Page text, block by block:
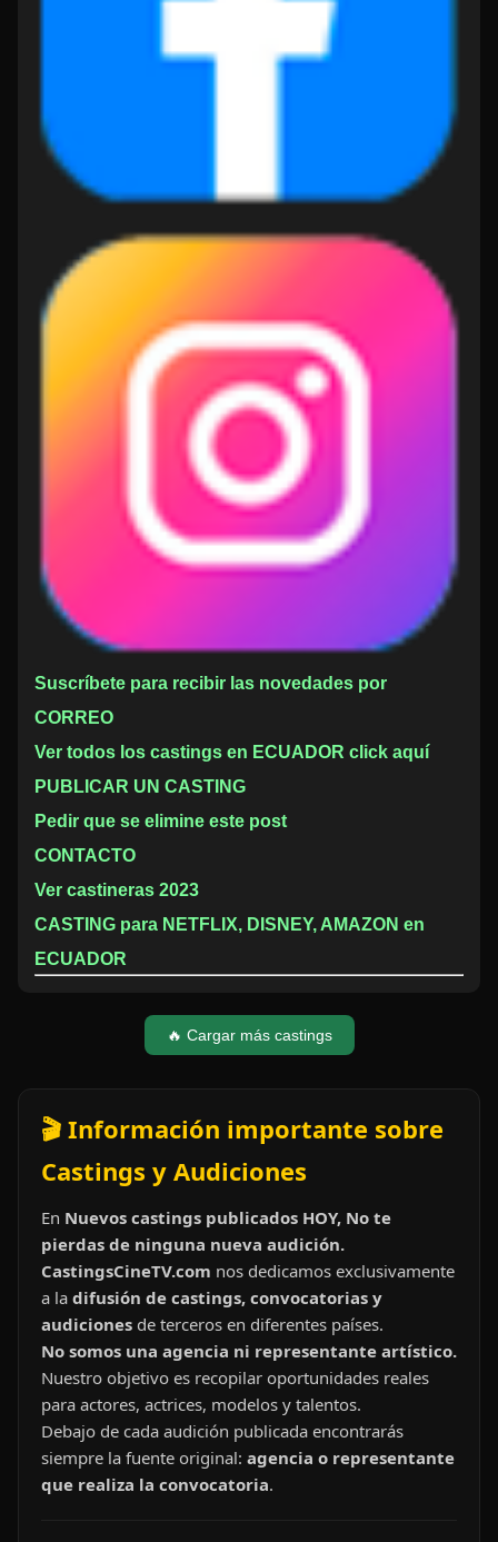
Suscríbete para recibir las novedades por
CORREO
Ver todos los castings en ECUADOR click aquí
PUBLICAR UN CASTING
Pedir que se elimine este post
CONTACTO
Ver castineras 2023
CASTING para NETFLIX, DISNEY, AMAZON en
ECUADOR
🔥 Cargar más castings
🎬 Información importante sobre
Castings y Audiciones
En Nuevos castings publicados HOY, No te
pierdas de ninguna nueva audición.
CastingsCineTV.com nos dedicamos exclusivamente
a la difusión de castings, convocatorias y
audiciones de terceros en diferentes países.
No somos una agencia ni representante artístico.
Nuestro objetivo es recopilar oportunidades reales
para actores, actrices, modelos y talentos.
Debajo de cada audición publicada encontrarás
siempre la fuente original: agencia o representante
que realiza la convocatoria.